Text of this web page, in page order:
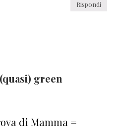
Rispondi
green
di Mamma =